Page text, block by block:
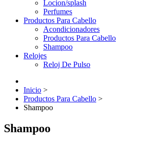
Locion/splash
Perfumes
Productos Para Cabello
Acondicionadores
Productos Para Cabello
Shampoo
Relojes
Reloj De Pulso
Inicio >
Productos Para Cabello >
Shampoo
Shampoo